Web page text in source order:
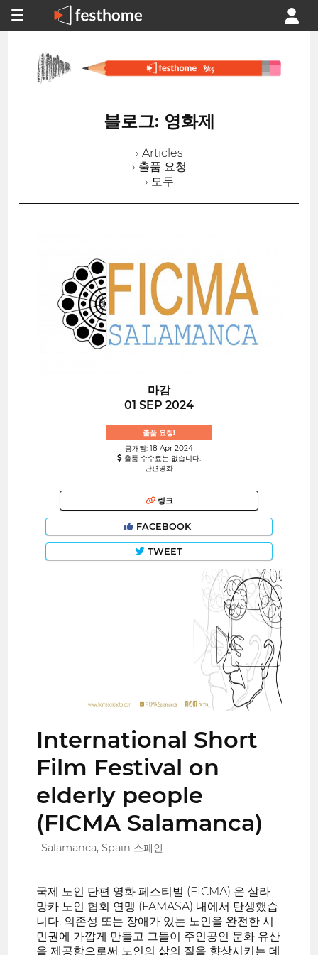
블로그: 영화제
› Articles
› 출품 요청
› 모두
마감
01 SEP 2024
출품 요청!
공개됨: 18 Apr 2024
출품 수수료는 없습니다.
단편영화
링크
FACEBOOK
TWEET
International Short
Film Festival on
elderly people
(FICMA Salamanca)
Salamanca, Spain 스페인
국제 노인 단편 영화 페스티벌 (FICMA) 은 살라
망카 노인 협회 연맹 (FAMASA) 내에서 탄생했습
니다. 의존성 또는 장애가 있는 노인을 완전한 시
민권에 가깝게 만들고 그들이 주인공인 문화 유산
을 제공함으로써 노인의 삶의 질을 향상시키는 데